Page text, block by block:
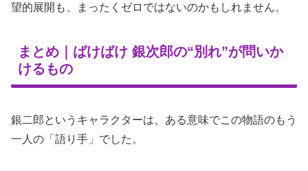
望的展開も、まったくゼロではないのかもしれません。
まとめ｜ばけばけ 銀次郎の“別れ”が問いか
けるもの
銀二郎というキャラクターは、ある意味でこの物語のもう
一人の「語り手」でした。